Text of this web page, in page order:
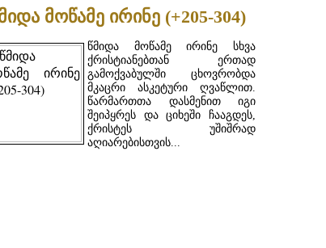
მოწამე ირინე (+205-304)
წმიდა მოწამე ირინე სხვა
ქრისტიანებთან ერთად
გამოქვაბულში ცხოვრობდა
მკაცრი ასკეტური ღვაწლით.
წარმართთა დასმენით იგი
შეიპყრეს და ციხეში ჩააგდეს,
ქრისტეს უშიშრად
აღიარებისთვის...